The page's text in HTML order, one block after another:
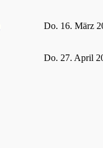
Do. 16. März
Do. 27. April